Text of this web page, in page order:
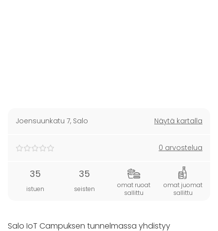
Joensuunkatu 7, Salo Näytä kartalla
0 arvostelua
35
istuen
35
seisten
omat ruoat
sallittu
omat juomat
sallittu
Salo IoT Campuksen tunnelmassa yhdistyy